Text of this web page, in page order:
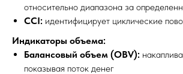
относительно диапазона за
CCI: идентифицирует циклические
Индикаторы объема:
Балансовый объем (OBV):
показывая поток денег